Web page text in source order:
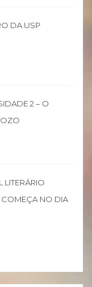
DA USP
2 – O
LITERÁRIO
COMEÇA NO DIA